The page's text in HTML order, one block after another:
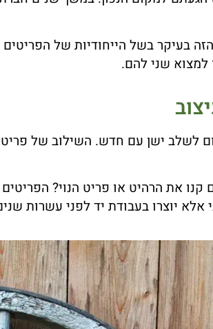
בעיקר בשל הייחודיות של
למצוא שני להם.
לשלב ישן עם חדש. השילוב של
את הרהיט או פריט הנוי?
יוצרו בעבודת יד לפני עשרות